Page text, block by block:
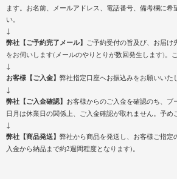
ます。お名前、メールアドレス、電話番号、備考欄に希
い。
↓
弊社【ご予約完了メール】 ご予約受付の旨及び、お届
をお伺いします(メールのやりとりが数回発生します)。
↓
お客様【ご入金】 弊社指定口座へお振込みをお願いいた
↓
弊社【ご入金確認】 お客様からのご入金を確認のち、ブ
日月は休業日の関係上、ご入金確認が取れません。予め
↓
弊社【商品発送】 弊社から商品を発送し、お客様ご指定
入金から納品まで約2週間程度となります)。